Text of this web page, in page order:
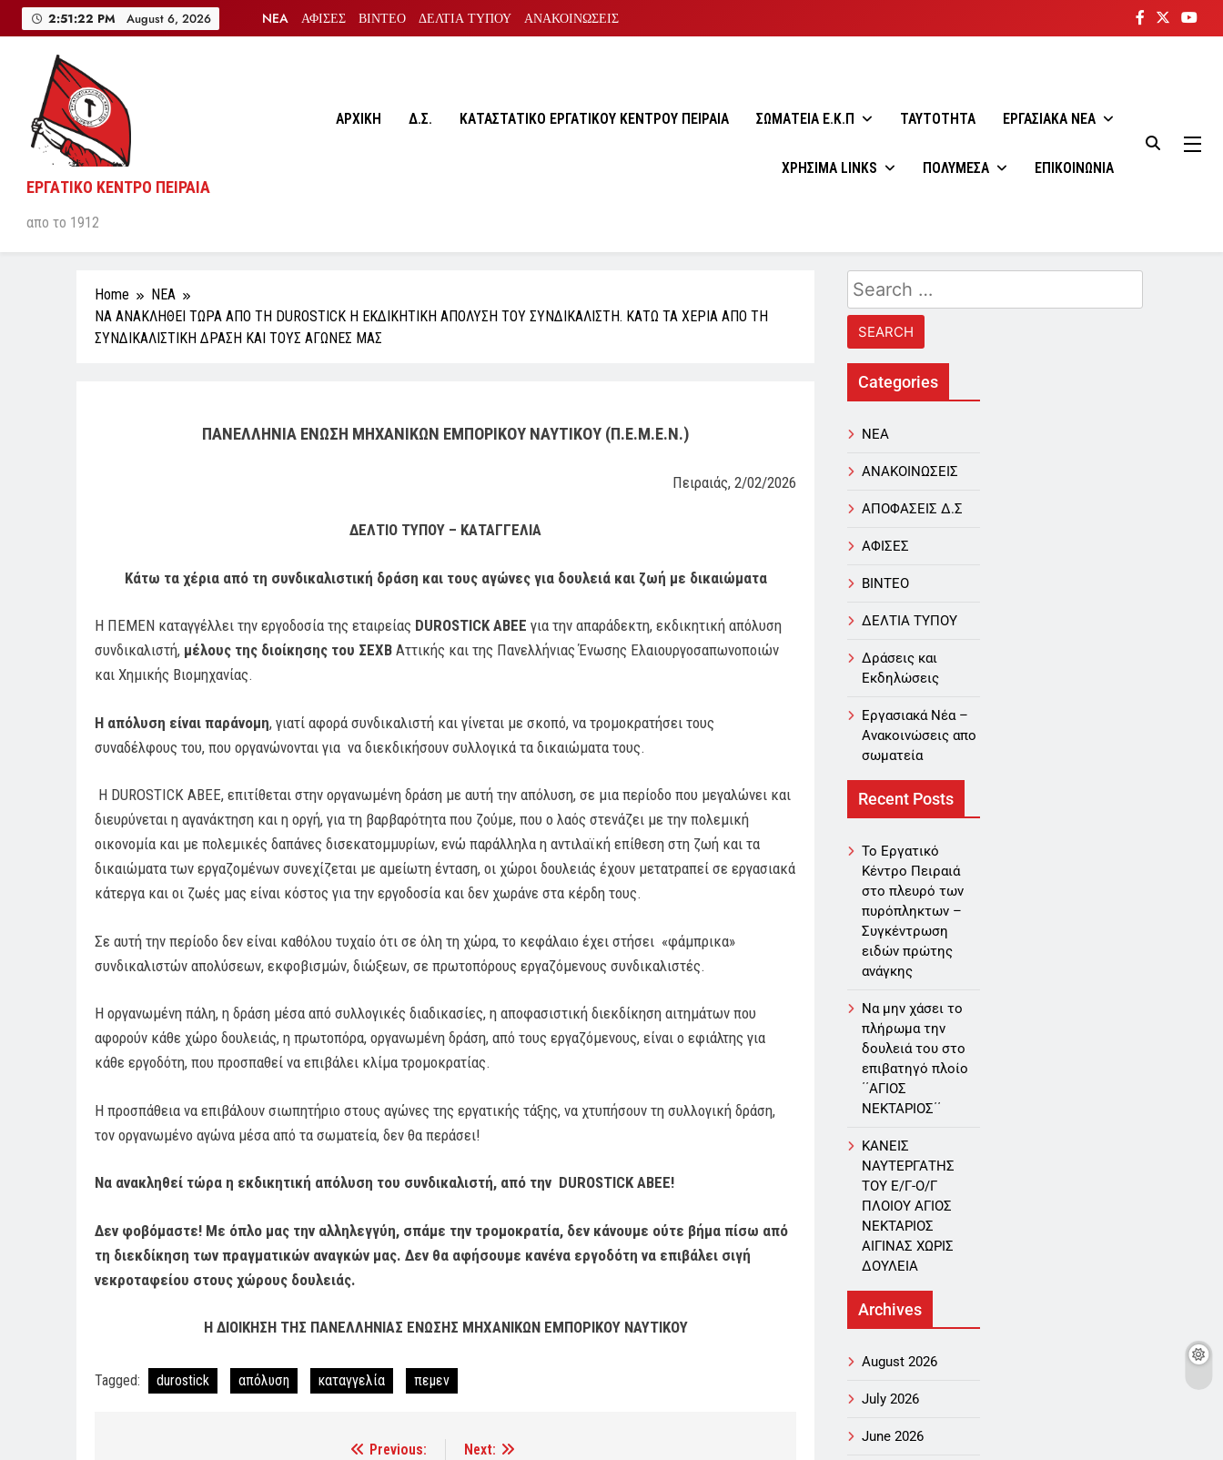
Skip
2:51:23 PM August 6, 2026 NEA ΑΦΙΣΕΣ ΒΙΝΤΕΟ ΔΕΛΤΙΑ ΤΥΠΟΥ ΑΝΑΚΟΙΝΩΣΕΙΣ
ΕΡΓΑΤΙΚΟ ΚΕΝΤΡΟ ΠΕΙΡΑΙΑ
απο το 1912
ΑΡΧΙΚΗ Δ.Σ. ΚΑΤΑΣΤΑΤΙΚΟ ΕΡΓΑΤΙΚΟΥ ΚΕΝΤΡΟΥ ΠΕΙΡΑΙΑ ΣΩΜΑΤΕΙA E.K.Π ΤΑΥΤΟΤΗΤΑ ΕΡΓΑΣΙΑΚΑ ΝΕΑ
ΧΡΗΣΙΜΑ LINKS ΠΟΛΥΜΕΣΑ ΕΠΙΚΟΙΝΩΝΙΑ
Home
NEA
ΝΑ ΑΝΑΚΛΗΘΕΙ ΤΩΡΑ ΑΠΟ ΤΗ DUROSTICK Η ΕΚΔΙΚΗΤΙΚΗ ΑΠΟΛΥΣΗ ΤΟΥ ΣΥΝΔΙΚΑΛΙΣΤΗ. ΚΑΤΩ ΤΑ ΧΕΡΙΑ ΑΠΟ ΤΗ
ΣΥΝΔΙΚΑΛΙΣΤΙΚΗ ΔΡΑΣΗ ΚΑΙ ΤΟΥΣ ΑΓΩΝΕΣ ΜΑΣ
ΠΑΝΕΛΛΗΝΙΑ ΕΝΩΣΗ ΜΗΧΑΝΙΚΩΝ ΕΜΠΟΡΙΚΟΥ ΝΑΥΤΙΚΟΥ (Π.Ε.Μ.Ε.Ν.)
Πειραιάς, 2/02/2026
ΔΕΛΤΙΟ ΤΥΠΟΥ – ΚΑΤΑΓΓΕΛΙΑ
Κάτω τα χέρια από τη συνδικαλιστική δράση και τους αγώνες για δουλειά και ζωή με δικαιώματα
Η ΠΕΜΕΝ καταγγέλλει την εργοδοσία της εταιρείας DUROSTICK ΑΒΕΕ για την απαράδεκτη, εκδικητική απόλυση
συνδικαλιστή, μέλους της διοίκησης του ΣΕΧΒ Αττικής και της Πανελλήνιας Ένωσης Ελαιουργοσαπωνοποιών
και Χημικής Βιομηχανίας.
Η απόλυση είναι παράνομη, γιατί αφορά συνδικαλιστή και γίνεται με σκοπό, να τρομοκρατήσει τους
συναδέλφους του, που οργανώνονται για να διεκδικήσουν συλλογικά τα δικαιώματα τους.
Η DUROSTICK ΑΒΕΕ, επιτίθεται στην οργανωμένη δράση με αυτή την απόλυση, σε μια περίοδο που μεγαλώνει και
διευρύνεται η αγανάκτηση και η οργή, για τη βαρβαρότητα που ζούμε, που ο λαός στενάζει με την πολεμική
οικονομία και με πολεμικές δαπάνες δισεκατομμυρίων, ενώ παράλληλα η αντιλαϊκή επίθεση στη ζωή και τα
δικαιώματα των εργαζομένων συνεχίζεται με αμείωτη ένταση, οι χώροι δουλειάς έχουν μετατραπεί σε εργασιακά
κάτεργα και οι ζωές μας είναι κόστος για την εργοδοσία και δεν χωράνε στα κέρδη τους.
Σε αυτή την περίοδο δεν είναι καθόλου τυχαίο ότι σε όλη τη χώρα, το κεφάλαιο έχει στήσει «φάμπρικα»
συνδικαλιστών απολύσεων, εκφοβισμών, διώξεων, σε πρωτοπόρους εργαζόμενους συνδικαλιστές.
Η οργανωμένη πάλη, η δράση μέσα από συλλογικές διαδικασίες, η αποφασιστική διεκδίκηση αιτημάτων που
αφορούν κάθε χώρο δουλειάς, η πρωτοπόρα, οργανωμένη δράση, από τους εργαζόμενους, είναι ο εφιάλτης για
κάθε εργοδότη, που προσπαθεί να επιβάλει κλίμα τρομοκρατίας.
Η προσπάθεια να επιβάλουν σιωπητήριο στους αγώνες της εργατικής τάξης, να χτυπήσουν τη συλλογική δράση,
τον οργανωμένο αγώνα μέσα από τα σωματεία, δεν θα περάσει!
Να ανακληθεί τώρα η εκδικητική απόλυση του συνδικαλιστή, από την DUROSTICK ΑΒΕΕ!
Δεν φοβόμαστε! Με όπλο μας την αλληλεγγύη, σπάμε την τρομοκρατία, δεν κάνουμε ούτε βήμα πίσω από
τη διεκδίκηση των πραγματικών αναγκών μας. Δεν θα αφήσουμε κανένα εργοδότη να επιβάλει σιγή
νεκροταφείου στους χώρους δουλειάς.
Η ΔΙΟΙΚΗΣΗ ΤΗΣ ΠΑΝΕΛΛΗΝΙΑΣ ΕΝΩΣΗΣ ΜΗΧΑΝΙΚΩΝ ΕΜΠΟΡΙΚΟΥ ΝΑΥΤΙΚΟΥ
Tagged: durostick απόλυση καταγγελία πεμεν
Previous:
Next:
Search
for:
Categories
NEA
ΑΝΑΚΟΙΝΩΣΕΙΣ
ΑΠΟΦΑΣΕΙΣ Δ.Σ
ΑΦΙΣΕΣ
ΒΙΝΤΕΟ
ΔΕΛΤΙΑ ΤΥΠΟΥ
Δράσεις και
Εκδηλώσεις
Εργασιακά Νέα –
Aνακοινώσεις απο
σωματεία
Recent Posts
Το Εργατικό
Κέντρο Πειραιά
στο πλευρό των
πυρόπληκτων –
Συγκέντρωση
ειδών πρώτης
ανάγκης
Να μην χάσει το
πλήρωμα την
δουλειά του στο
επιβατηγό πλοίο
΄΄ΑΓΙΟΣ
ΝΕΚΤΑΡΙΟΣ΄΄
ΚΑΝΕΙΣ
ΝΑΥΤΕΡΓΑΤΗΣ
TOY Ε/Γ-Ο/Γ
ΠΛΟΙΟY ΑΓΙΟΣ
ΝΕΚΤΑΡΙΟΣ
ΑΙΓΙΝΑΣ ΧΩΡΙΣ
ΔΟΥΛΕΙΑ
Archives
August 2026
July 2026
June 2026